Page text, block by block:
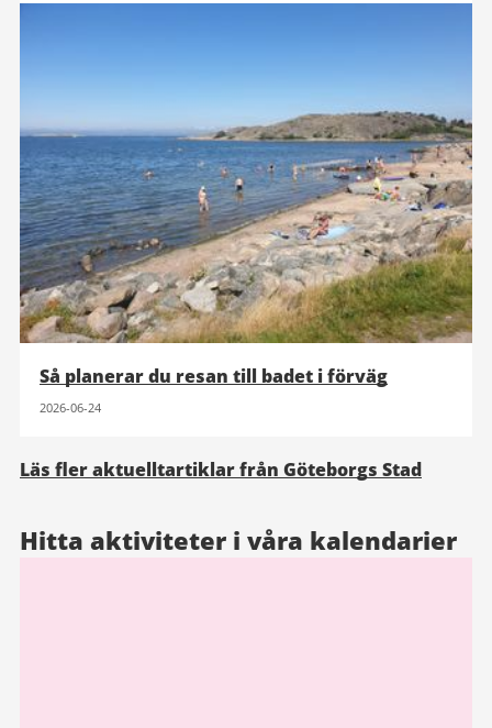
Så planerar du resan till badet i förväg
2026-06-24
Läs fler aktuelltartiklar från Göteborgs Stad
Hitta aktiviteter i våra kalendarier